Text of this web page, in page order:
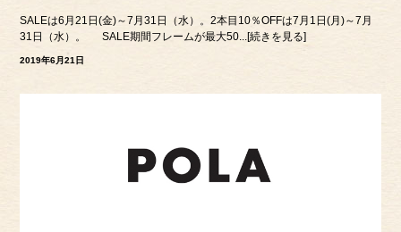
SALEは6月21日(金)～7月31日（水）。2本目10％OFFは7月1日(月)～7月
31日（水）。 SALE期間フレームが最大50...[続きを見る]
2019年6月21日